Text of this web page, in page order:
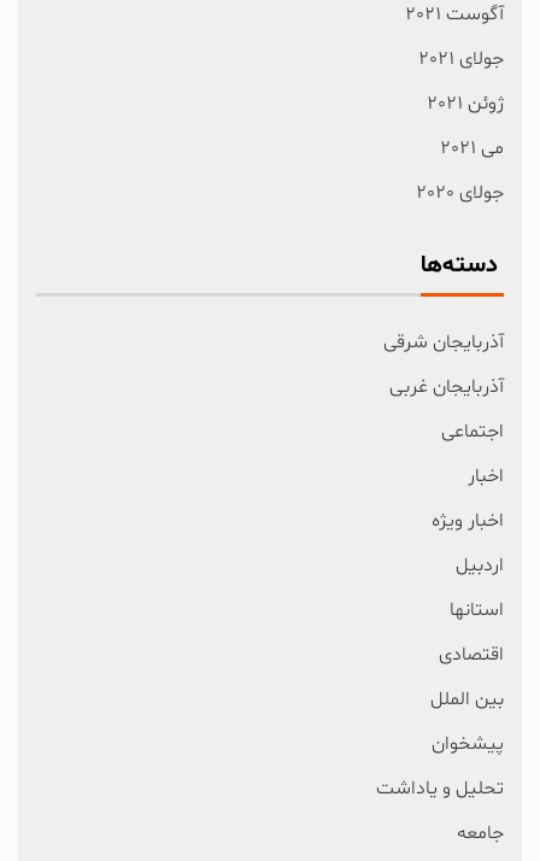
آگوست 2021
جولای 2021
ژوئن 2021
می 2021
جولای 2020
دسته‌ها
آذربایجان شرقی
آذربایجان غربی
اجتماعی
اخبار
اخبار ویژه
اردبیل
استانها
اقتصادی
بین الملل
پیشخوان
تحلیل و یاداشت
جامعه